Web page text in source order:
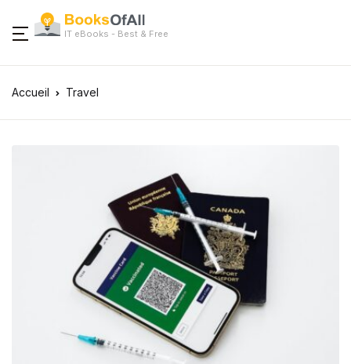
IT eBooks - Best & Free
Accueil Travel